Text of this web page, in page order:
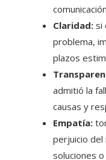
Claridad: si
problema,
plazos
admitió la
causas y
Empatía:
perjuicio
soluciones